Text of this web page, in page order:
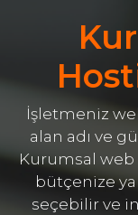
İşletmeniz
alan adı ve
Kurumsal
bütçenize ya
seçebilir ve